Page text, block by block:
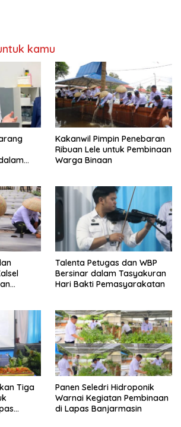
kamu
Kakanwil Pimpin Penebaran
Ribuan Lele untuk Pembinaan
Warga Binaan
Talenta Petugas dan WBP
Bersinar dalam Tasyakuran
Hari Bakti Pemasyarakatan
Tiga
Panen Seledri Hidroponik
Warnai Kegiatan Pembinaan
di Lapas Banjarmasin